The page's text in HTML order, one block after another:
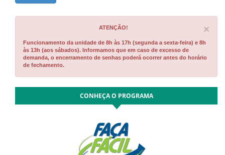
×
ATENÇÃO!
Funcionamento da unidade de 8h às 17h (segunda a sexta-feira) e 8h
às 13h (aos sábados). Informamos que em caso de excesso de
demanda, o encerramento de senhas poderá ocorrer antes do horário
de fechamento.
CONHEÇA O PROGRAMA